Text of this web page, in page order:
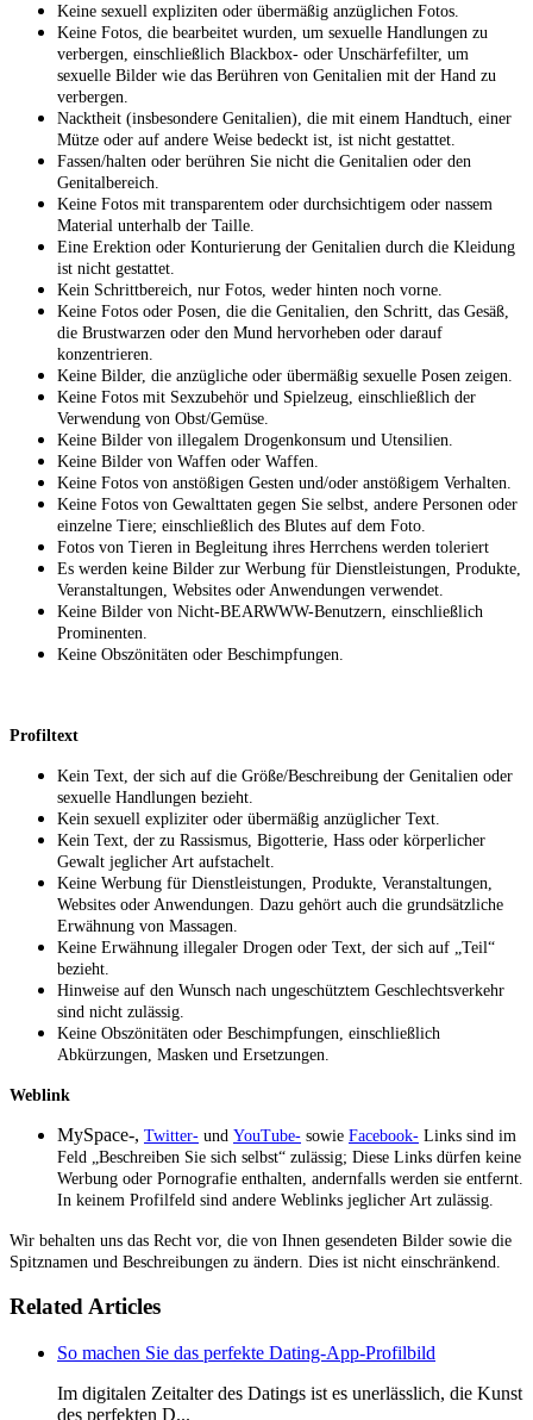
Keine sexuell expliziten oder übermäßig anzüglichen Fotos.
Keine Fotos, die bearbeitet wurden, um sexuelle Handlungen zu
verbergen, einschließlich Blackbox- oder Unschärfefilter, um
sexuelle Bilder wie das Berühren von Genitalien mit der Hand zu
verbergen.
Nacktheit (insbesondere Genitalien), die mit einem Handtuch, einer
Mütze oder auf andere Weise bedeckt ist, ist nicht gestattet.
Fassen/halten oder berühren Sie nicht die Genitalien oder den
Genitalbereich.
Keine Fotos mit transparentem oder durchsichtigem oder nassem
Material unterhalb der Taille.
Eine Erektion oder Konturierung der Genitalien durch die Kleidung
ist nicht gestattet.
Kein Schrittbereich, nur Fotos, weder hinten noch vorne.
Keine Fotos oder Posen, die die Genitalien, den Schritt, das Gesäß,
die Brustwarzen oder den Mund hervorheben oder darauf
konzentrieren.
Keine Bilder, die anzügliche oder übermäßig sexuelle Posen zeigen.
Keine Fotos mit Sexzubehör und Spielzeug, einschließlich der
Verwendung von Obst/Gemüse.
Keine Bilder von illegalem Drogenkonsum und Utensilien.
Keine Bilder von Waffen oder Waffen.
Keine Fotos von anstößigen Gesten und/oder anstößigem Verhalten.
Keine Fotos von Gewalttaten gegen Sie selbst, andere Personen oder
einzelne Tiere; einschließlich des Blutes auf dem Foto.
Fotos von Tieren in Begleitung ihres Herrchens werden toleriert
Es werden keine Bilder zur Werbung für Dienstleistungen, Produkte,
Veranstaltungen, Websites oder Anwendungen verwendet.
Keine Bilder von Nicht-BEARWWW-Benutzern, einschließlich
Prominenten.
Keine Obszönitäten oder Beschimpfungen.
Profiltext
Kein Text, der sich auf die Größe/Beschreibung der Genitalien oder
sexuelle Handlungen bezieht.
Kein sexuell expliziter oder übermäßig anzüglicher Text.
Kein Text, der zu Rassismus, Bigotterie, Hass oder körperlicher
Gewalt jeglicher Art aufstachelt.
Keine Werbung für Dienstleistungen, Produkte, Veranstaltungen,
Websites oder Anwendungen. Dazu gehört auch die grundsätzliche
Erwähnung von Massagen.
Keine Erwähnung illegaler Drogen oder Text, der sich auf „Teil“
bezieht.
Hinweise auf den Wunsch nach ungeschütztem Geschlechtsverkehr
sind nicht zulässig.
Keine Obszönitäten oder Beschimpfungen, einschließlich
Abkürzungen, Masken und Ersetzungen.
Weblink
MySpace-, Twitter- und YouTube- sowie Facebook- Links sind im
Feld „Beschreiben Sie sich selbst“ zulässig; Diese Links dürfen keine
Werbung oder Pornografie enthalten, andernfalls werden sie entfernt.
In keinem Profilfeld sind andere Weblinks jeglicher Art zulässig.
Wir behalten uns das Recht vor, die von Ihnen gesendeten Bilder sowie die
Spitznamen und Beschreibungen zu ändern. Dies ist nicht einschränkend.
Related Articles
So machen Sie das perfekte Dating-App-Profilbild
Im digitalen Zeitalter des Datings ist es unerlässlich, die Kunst
des perfekten D...